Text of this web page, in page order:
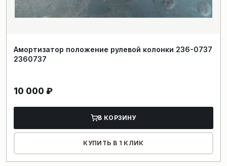
Амортизатор положение рулевой колонки 236-0737
2360737
10 000 ₽
В КОРЗИНУ
КУПИТЬ В 1 КЛИК